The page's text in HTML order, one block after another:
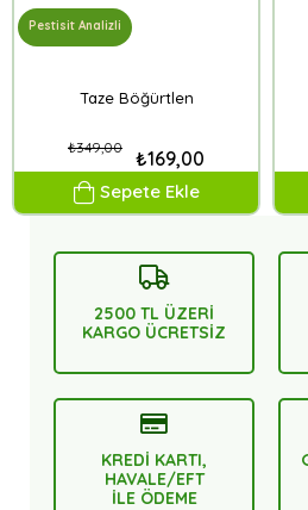
Taze Böğürtlen
₺169,00
₺349,00
Sepete Ekle
Pestisit Analizli
2500 TL ÜZERİ
KARGO ÜCRETSİZ
KREDİ KARTI,
HAVALE/EFT
İLE ÖDEME